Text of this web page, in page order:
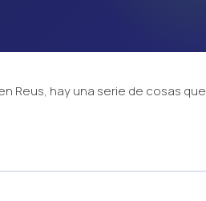
Reus, hay una serie de cosas que